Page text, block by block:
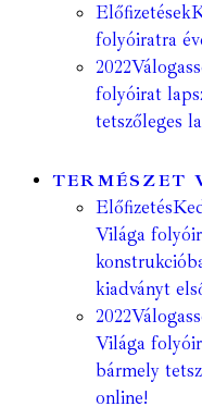
Előfizetések
folyóiratra
2022
folyóirat
tetszőleges
TERMÉSZET
Előfizetés
Világa
kiadványt
2022
Világa
bármely
online!